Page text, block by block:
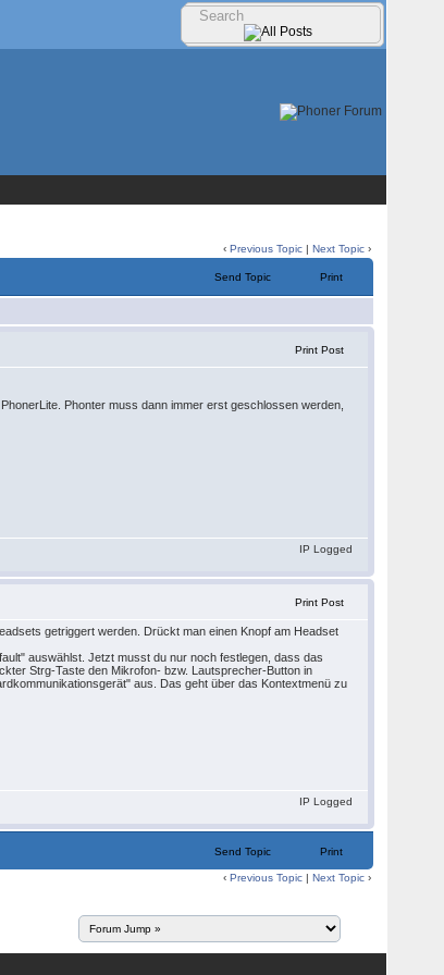
‹Previous Topic |Next Topic ›
Send Topic Print
Print Post
Phonter muss dann immer erst geschlossen werden,
IP Logged
Print Post
getriggert werden. Drückt man einen Knopf am Headset
auswählst. Jetzt musst du nur noch festlegen, dass das
Strg-Taste den Mikrofon- bzw. Lautsprecher-Button in
aus. Das geht über das Kontextmenü zu
IP Logged
Send Topic Print
‹Previous Topic |Next Topic ›